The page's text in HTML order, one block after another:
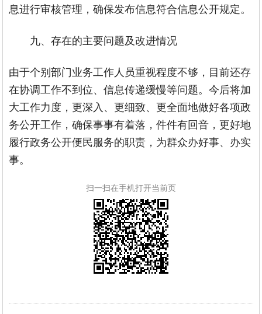
息进行审核管理，确保发布信息符合信息公开规定。
九、存在的主要问题及改进情况
由于个别部门业务工作人员重视程度不够，目前还存
在协调工作不到位、信息传递缓慢等问题。今后将加
大工作力度，更深入、更细致、更全面地做好各项政
务公开工作，确保事事有着落，件件有回音，更好地
履行政务公开便民服务的职责，为群众办好事、办实
事。
扫一扫在手机打开当前页